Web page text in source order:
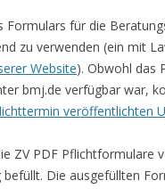
Formulars für die
zu verwenden (ein mit
Website). Obwohl das
bmj.de verfügbar war,
veröffentlichten
ZV PDF Pflichtformulare
befüllt. Die ausgefüllten